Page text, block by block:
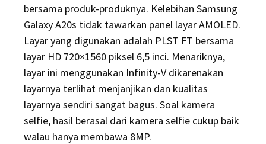
bersama produk-produknya. Kelebihan Samsung
Galaxy A20s tidak tawarkan panel layar AMOLED.
Layar yang digunakan adalah PLST FT bersama
layar HD 720×1560 piksel 6,5 inci. Menariknya,
layar ini menggunakan Infinity-V dikarenakan
layarnya terlihat menjanjikan dan kualitas
layarnya sendiri sangat bagus. Soal kamera
selfie, hasil berasal dari kamera selfie cukup baik
walau hanya membawa 8MP.